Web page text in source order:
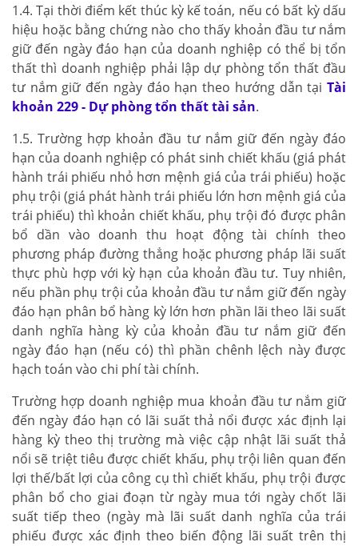
1.4. Tại thời điểm kết thúc kỳ kế toán, nếu có bất kỳ dấu
hiệu hoặc bằng chứng nào cho thấy khoản đầu tư nắm
giữ đến ngày đáo hạn của doanh nghiệp có thể bị tổn
thất thì doanh nghiệp phải lập dự phòng tổn thất đầu
tư nắm giữ đến ngày đáo hạn theo hướng dẫn tại Tài
khoản 229 - Dự phòng tổn thất tài sản.
1.5. Trường hợp khoản đầu tư nắm giữ đến ngày đáo
hạn của doanh nghiệp có phát sinh chiết khấu (giá phát
hành trái phiếu nhỏ hơn mệnh giá của trái phiếu) hoặc
phụ trội (giá phát hành trái phiếu lớn hơn mệnh giá của
trái phiếu) thì khoản chiết khấu, phụ trội đó được phân
bổ dần vào doanh thu hoạt động tài chính theo
phương pháp đường thẳng hoặc phương pháp lãi suất
thực phù hợp với kỳ hạn của khoản đầu tư. Tuy nhiên,
nếu phần phụ trội của khoản đầu tư nắm giữ đến ngày
đáo hạn phân bổ hàng kỳ lớn hơn phần lãi theo lãi suất
danh nghĩa hàng kỳ của khoản đầu tư nắm giữ đến
ngày đáo hạn (nếu có) thì phần chênh lệch này được
hạch toán vào chi phí tài chính.
Trường hợp doanh nghiệp mua khoản đầu tư nắm giữ
đến ngày đáo hạn có lãi suất thả nổi được xác định lại
hàng kỳ theo thị trường mà việc cập nhật lãi suất thả
nổi sẽ triệt tiêu được chiết khấu, phụ trội liên quan đến
lợi thế/bất lợi của công cụ thì chiết khấu, phụ trội được
phân bổ cho giai đoạn từ ngày mua tới ngày chốt lãi
suất tiếp theo (ngày mà lãi suất danh nghĩa của trái
phiếu được xác định theo biến động lãi suất trên thị